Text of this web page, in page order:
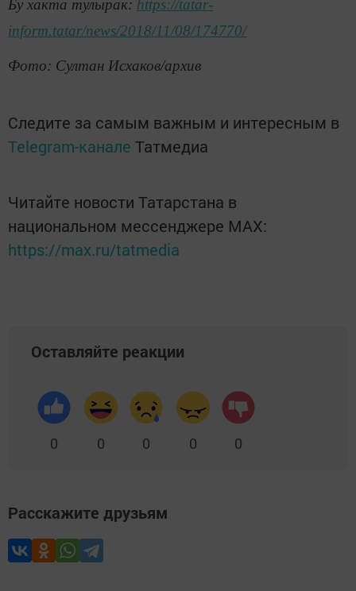
Бу хакта тулырак: https://tatar-
inform.tatar/news/2018/11/08/174770/
Фото: Султан Исхаков/архив
Следите за самым важным и интересным в
Telegram-канале Татмедиа
Читайте новости Татарстана в
национальном мессенджере MАХ:
https://max.ru/tatmedia
Оставляйте реакции
0 0 0 0 0
Расскажите друзьям